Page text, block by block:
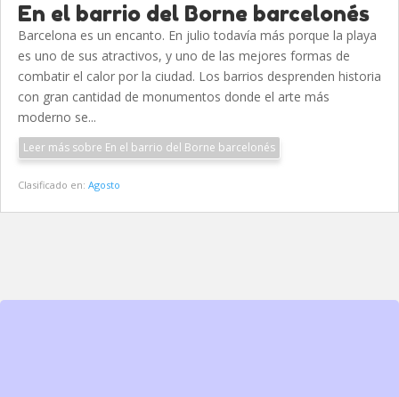
En el barrio del Borne barcelonés
Barcelona es un encanto. En julio todavía más porque la playa
es uno de sus atractivos, y uno de las mejores formas de
combatir el calor por la ciudad. Los barrios desprenden historia
con gran cantidad de monumentos donde el arte más
moderno se...
Leer más sobre En el barrio del Borne barcelonés
Clasificado en: Agosto